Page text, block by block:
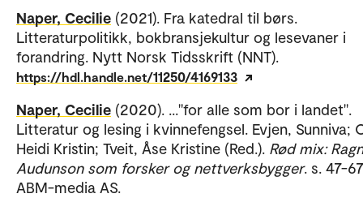
Naper, Cecilie (2021). Fra katedral til børs.
Litteraturpolitikk, bokbransjekultur og lesevaner i
forandring. Nytt Norsk Tidsskrift (NNT).
https://hdl.handle.net/11250/4169133
Naper, Cecilie (2020). ..."for alle som bor i landet".
Litteratur og lesing i kvinnefengsel. Evjen, Sunniva;
Heidi Kristin; Tveit, Åse Kristine (Red.). Rød mix:
Audunson som forsker og nettverksbygger. s. 47-
ABM-media AS.